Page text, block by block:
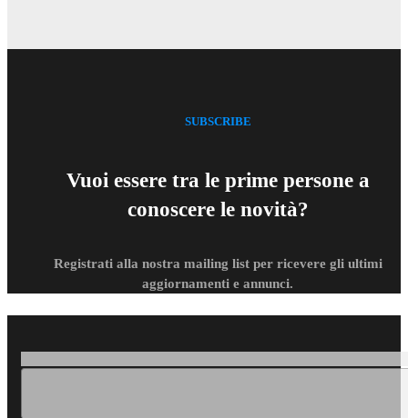
Vuoi essere tra le prime persone a
conoscere le novità?
SUBSCRIBE
Registrati alla nostra mailing list per ricevere gli ultimi
aggiornamenti e annunci.